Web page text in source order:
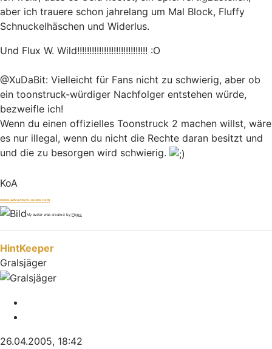
aber ich trauere schon jahrelang um Mal Block, Fluffy
Schnuckelhäschen und Widerlus.
Und Flux W. Wild!!!!!!!!!!!!!!!!!!!!!!!!!!!!! :O
@XuDaBit: Vielleicht für Fans nicht zu schwierig, aber ob
ein toonstruck-würdiger Nachfolger entstehen würde,
bezweifle ich!
Wenn du einen offizielles Toonstruck 2 machen willst, wäre
es nur illegal, wenn du nicht die Rechte daran besitzt und
und die zu besorgen wird schwierig.
KoA
www.adventure-news.com
My avatar was created by Pippo
HintKeeper
Gralsjäger
26.04.2005, 18:42